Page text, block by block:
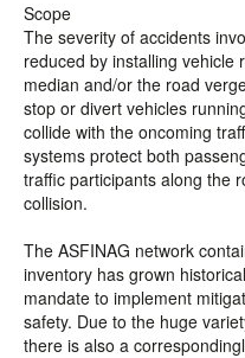
Scope
The severity of accidents
reduced by installing vehicle
median and/or the road
stop or divert vehicles
collide with the oncoming
systems protect both
traffic participants along the
collision.
The ASFINAG network
inventory has grown
mandate to implement
safety. Due to the huge
there is also a